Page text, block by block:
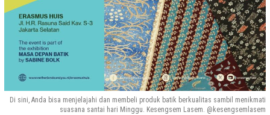
Di sini, Anda bisa menjelajahi dan membeli produk batik berkualitas sambil menikmati
suasana santai hari Minggu. Kesengsem Lasem. @kesengsemlasem